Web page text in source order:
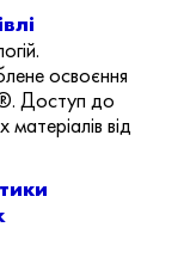
освоєння
Доступ до
від